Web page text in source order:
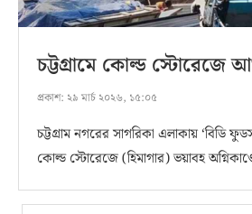
চট্টগ্রামে কোল্ড স্টোরেজে
প্রকাশ: ২৯ মার্চ ২০২৬, ১৫:০৫
চট্টগ্রাম নগরের সাগরিকা এলাকায় ‘বিডি
কোল্ড স্টোরেজে (হিমাগার) ভয়াবহ